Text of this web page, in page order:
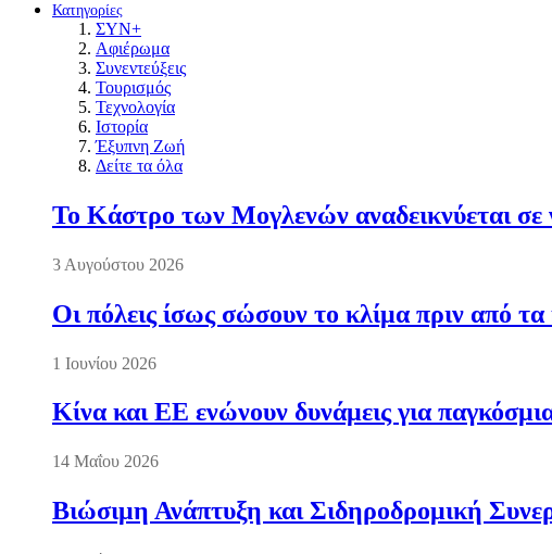
Κατηγορίες
ΣΥΝ+
Αφιέρωμα
Συνεντεύξεις
Τουρισμός
Τεχνολογία
Ιστορία
Έξυπνη Ζωή
Δείτε τα όλα
Το Κάστρο των Μογλενών αναδεικνύεται σε
3 Αυγούστου 2026
Οι πόλεις ίσως σώσουν το κλίμα πριν από
1 Ιουνίου 2026
Κίνα και ΕΕ ενώνουν δυνάμεις για
14 Μαΐου 2026
Βιώσιμη Ανάπτυξη και Σιδηροδρομική